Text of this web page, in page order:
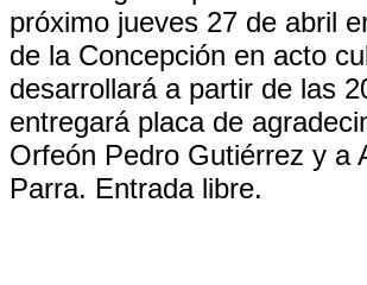
próximo jueves 27 de abril
de la Concepción en acto
desarrollará a partir de las
entregará placa de
Orfeón Pedro Gutiérrez y a
Parra. Entrada libre.